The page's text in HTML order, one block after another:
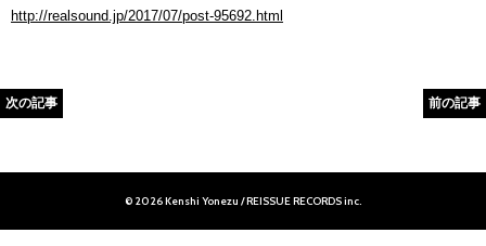
http://realsound.jp/2017/07/post-95692.html
次の記事 前の記事
© 2026 Kenshi Yonezu / REISSUE RECORDS inc.